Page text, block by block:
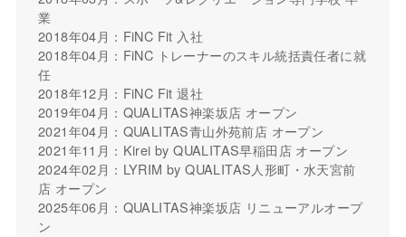
業
2018年04月：FiNC Fit 入社
2018年04月：FiNC トレーナーのスキル統括責任者に就
任
2018年12月：FiNC Fit 退社
2019年04月：QUALITAS神楽坂店 オープン
2021年04月：QUALITAS青山外苑前店 オープン
2021年11月：Kirei by QUALITAS早稲田店 オープン
2024年02月：LYRIM by QUALITAS人形町・水天宮前
店 オープン
2025年06月：QUALITAS神楽坂店 リニューアルオープ
ン